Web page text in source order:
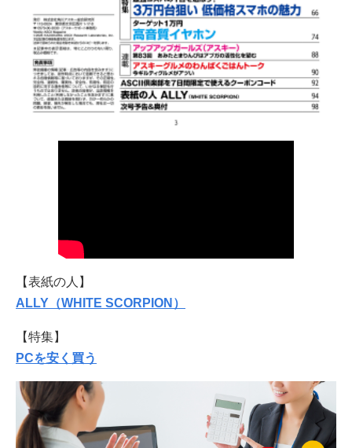
【表紙の人】
ALLY（WHITE SCORPION）
【特集】
PCを安く買う